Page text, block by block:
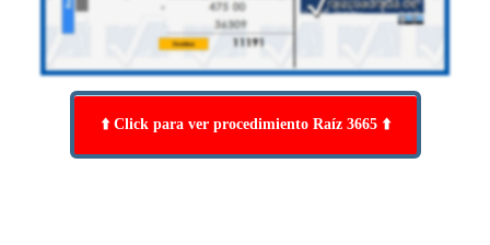
⬆️ Click para ver procedimiento Raíz 3665 ⬆️